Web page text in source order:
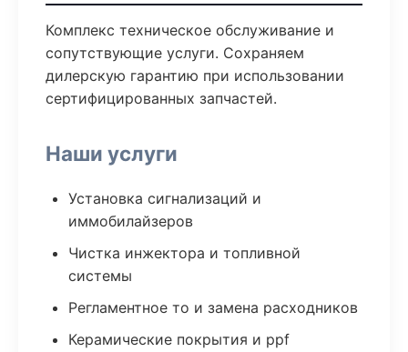
Комплекс техническое обслуживание и
сопутствующие услуги. Сохраняем
дилерскую гарантию при использовании
сертифицированных запчастей.
Наши услуги
Установка сигнализаций и
иммобилайзеров
Чистка инжектора и топливной
системы
Регламентное то и замена расходников
Керамические покрытия и ppf